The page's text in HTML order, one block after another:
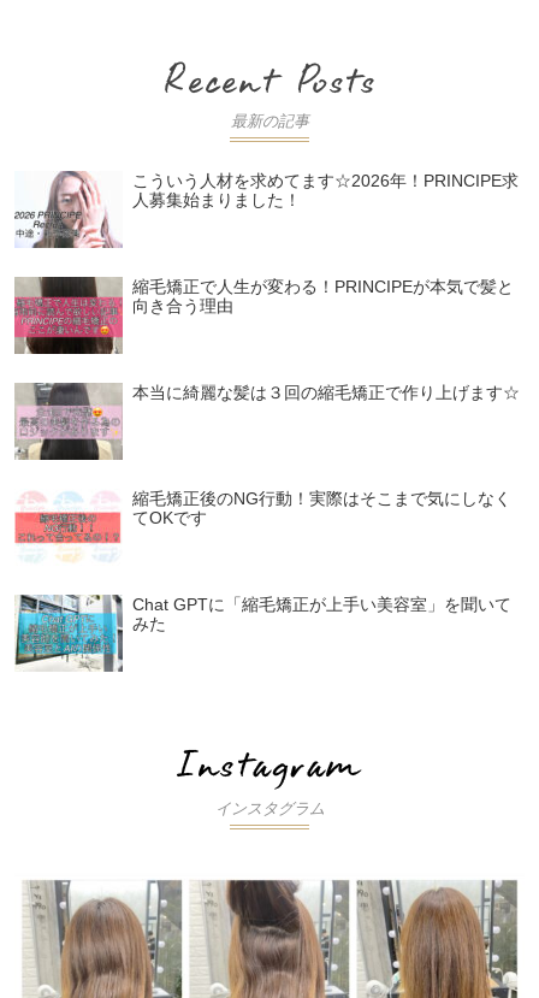
最新の記事
こういう人材を求めてます☆2026年！PRINCIPE求
人募集始まりました！
縮毛矯正で人生が変わる！PRINCIPEが本気で髪と
向き合う理由
本当に綺麗な髪は３回の縮毛矯正で作り上げます☆
縮毛矯正後のNG行動！実際はそこまで気にしなく
てOKです
Chat GPTに「縮毛矯正が上手い美容室」を聞いて
みた
インスタグラム